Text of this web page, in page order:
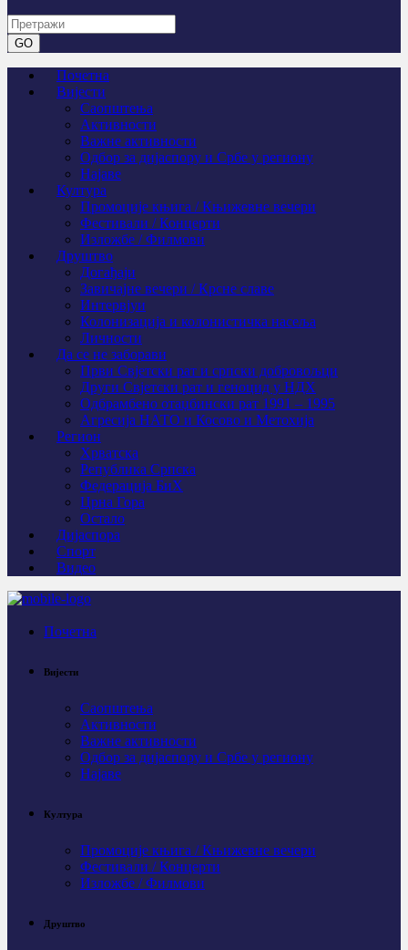
Почетна
Вијести
Саопштења
Активности
Важне активности
Одбор за дијаспору и Србе у региону
Најаве
Култура
Промоције књига / Књижевне вечери
Фестивали / Концерти
Изложбе / Филмови
Друштво
Догађаји
Завичајне вечери / Крсне славе
Интервјуи
Колонизација и колонистичка насеља
Личности
Да се не заборави
Први Свјeтски рат и српски добровољци
Други Свјетски рат и геноцид у НДХ
Одбрамбено отаџбински рат 1991 – 1995
Агресија НАТО и Косово и Метохија
Регион
Хрватска
Република Српска
Федерација БиХ
Црна Гора
Остало
Дијаспора
Спорт
Видео
Почетна
Вијести
Саопштења
Активности
Важне активности
Одбор за дијаспору и Србе у региону
Најаве
Култура
Промоције књига / Књижевне вечери
Фестивали / Концерти
Изложбе / Филмови
Друштво